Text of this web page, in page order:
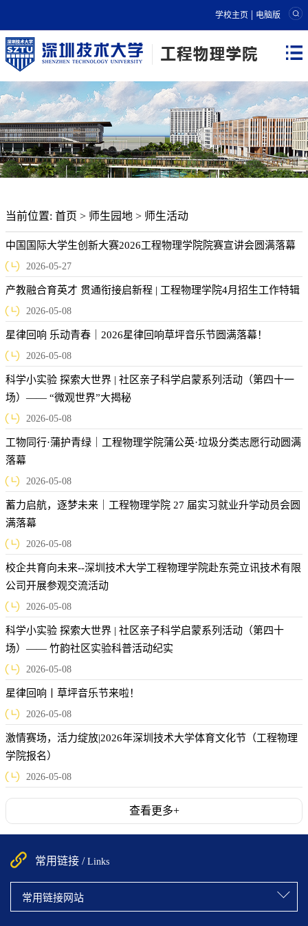
学校主页 | 电脑版
当前位置: 首页 > 师生园地 > 师生活动
中国国际大学生创新大赛2026工程物理学院院赛宣讲会圆满落幕
2026-05-27
产教融合育英才 贯通衔接启新程 | 工程物理学院4月招生工作特辑
2026-05-08
星律回响 乐动青春｜2026星律回响草坪音乐节圆满落幕！
2026-05-08
科学小实验 探索大世界 | 社区亲子科学启蒙系列活动（第四十一
场）—— “微观世界”大揭秘
2026-05-08
工物同行·蒲护青绿｜工程物理学院蒲公英·垃圾分类志愿行动圆满
落幕
2026-05-08
蓄力启航，逐梦未来｜工程物理学院 27 届实习就业升学动员会圆
满落幕
2026-05-08
校企共育向未来--深圳技术大学工程物理学院赴东莞立讯技术有限
公司开展参观交流活动
2026-05-08
科学小实验 探索大世界 | 社区亲子科学启蒙系列活动（第四十
场）—— 竹韵社区实验科普活动纪实
2026-05-08
星律回响丨草坪音乐节来啦！
2026-05-08
激情赛场，活力绽放|2026年深圳技术大学体育文化节（工程物理
学院报名）
2026-05-08
查看更多+
常用链接 / Links
常用链接网站